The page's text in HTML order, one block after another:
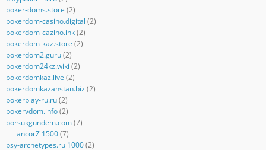
poker-doms.store (2)
pokerdom-casino.digital (2)
pokerdom-cazino.ink(2)
pokerdom-kaz.store (2)
pokerdom2.guru(2)
pokerdom24kz.wiki (2)
pokerdomkaz.live (2)
pokerdomkazahstan.biz (2)
pokerplay-ru.ru(2)
pokervdom.info(2)
porsukgundem.com(7)
ancorZ 1500(7)
psy-archetypes.ru 1000(2)